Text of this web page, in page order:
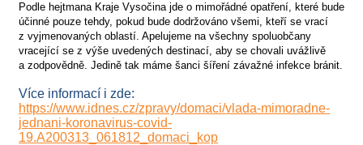
Podle hejtmana Kraje Vysočina jde o mimořádné opatření, které bude
účinné pouze tehdy, pokud bude dodržováno všemi, kteří se vrací
z vyjmenovaných oblastí. Apelujeme na všechny spoluobčany
vracející se z výše uvedených destinací, aby se chovali uvážlivě
a zodpovědně. Jedině tak máme šanci šíření závažné infekce bránit.
Více informací i zde:
https://www.idnes.cz/zpravy/domaci/vlada-mimoradne-
jednani-koronavirus-covid-
19.A200313_061812_domaci_kop